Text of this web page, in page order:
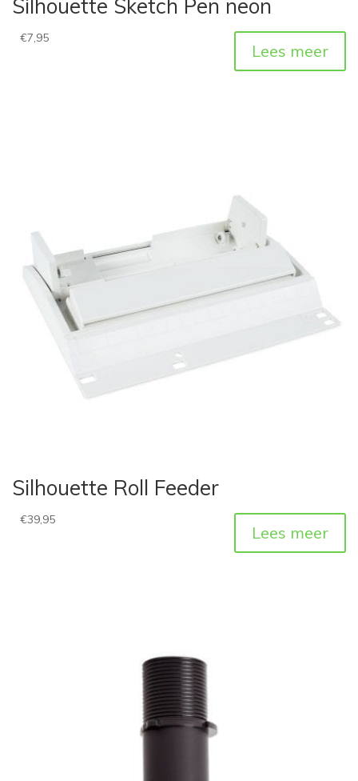
Silhouette Sketch Pen neon
€7,95
Lees meer
Silhouette Roll Feeder
€39,95
Lees meer